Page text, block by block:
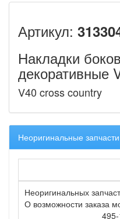
Артикул:
Накладки
декоративные
V40 cross country
Неоригинальные запчасти
Неоригинальных
О возможности заказа